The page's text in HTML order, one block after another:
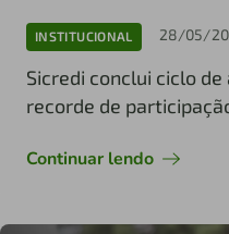
INSTITUCIONAL 28/05/
Sicredi conclui ciclo
recorde de
Continuar lendo